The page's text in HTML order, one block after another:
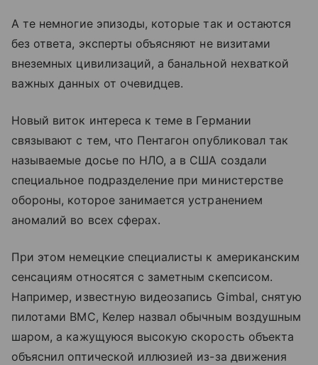
А те немногие эпизоды, которые так и остаются
без ответа, эксперты объясняют не визитами
внеземных цивилизаций, а банальной нехваткой
важных данных от очевидцев.
Новый виток интереса к теме в Германии
связывают с тем, что Пентагон опубликовал так
называемые досье по НЛО, а в США создали
специальное подразделение при министерстве
обороны, которое занимается устранением
аномалий во всех сферах.
При этом немецкие специалисты к американским
сенсациям относятся с заметным скепсисом.
Например, известную видеозапись Gimbal, снятую
пилотами ВМС, Келер назвал обычным воздушным
шаром, а кажущуюся высокую скорость объекта
объяснил оптической иллюзией из-за движения